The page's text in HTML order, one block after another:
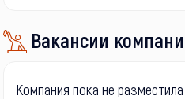
Вакансии
Компания пока не